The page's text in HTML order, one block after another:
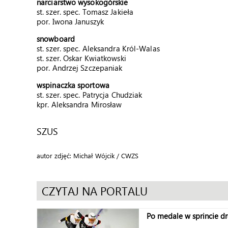
narciarstwo wysokogórskie
st. szer. spec. Tomasz Jakieła
por. Iwona Januszyk
snowboard
st. szer. spec. Aleksandra Król-Walas
st. szer. Oskar Kwiatkowski
por. Andrzej Szczepaniak
wspinaczka sportowa
st. szer. spec. Patrycja Chudziak
kpr. Aleksandra Mirosław
SZUS
autor zdjęć: Michał Wójcik / CWZS
CZYTAJ NA PORTALU
Po medale w sprincie